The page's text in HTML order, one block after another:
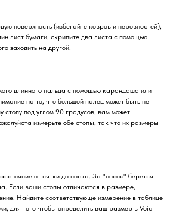
поверхность (избегайте ковров и неровностей),
лист бумаги, скрипите два листа с помощью
заходить на другой.
длинного пальца с помощью карандаша или
на то, что большой палец может быть не
под углом 90 градусов, вам может
измерьте обе стопы, так что их размеры
от пятки до носка. За "носок" берется
Если ваши стопы отличаются в размере,
Найдите соответствующе измерение в таблице
для того чтобы определить ваш размер в Void